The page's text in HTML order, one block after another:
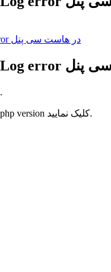
نحوه فعال کردن لاگ ارور Log error در هاست سی پنل
ابتدا وارد پنل مدیریت سی پنل خود شوید.
سپس از قسمت software بر روی select php version کلیک نمایید.